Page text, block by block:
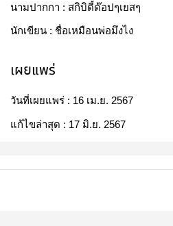
นามปากกา : สกิบิดี้ด๊อปๆเยสๆ
นักเขียน : ชื่อเหมือนพ่อมึงไง
เผยแพร่
วันที่เผยแพร่ : 16 เม.ย. 2567
แก้ไขล่าสุด : 17 มิ.ย. 2567